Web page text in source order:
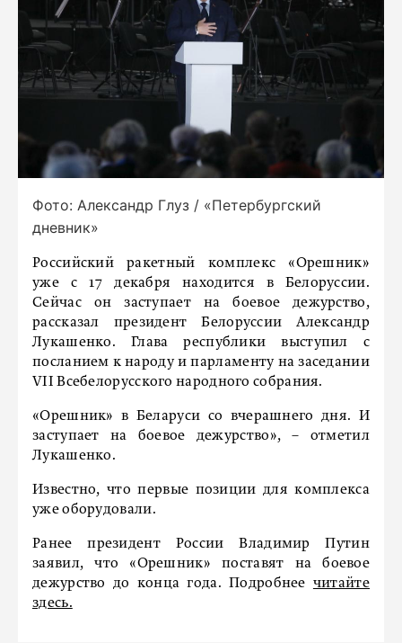
Фото: Александр Глуз / «Петербургский
дневник»
Российский ракетный комплекс «Орешник»
уже с 17 декабря находится в Белоруссии.
Сейчас он заступает на боевое дежурство,
рассказал президент Белоруссии Александр
Лукашенко. Глава республики выступил с
посланием к народу и парламенту на заседании
VII Всебелорусского народного собрания.
«Орешник» в Беларуси со вчерашнего дня. И
заступает на боевое дежурство», – отметил
Лукашенко.
Известно, что первые позиции для комплекса
уже оборудовали.
Ранее президент России Владимир Путин
заявил, что «Орешник» поставят на боевое
дежурство до конца года. Подробнее читайте
здесь.